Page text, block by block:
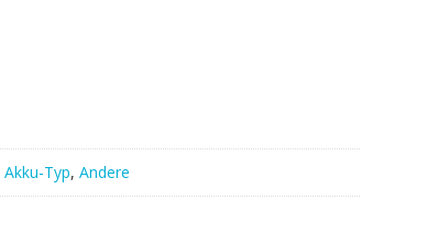
Akku-Typ, Andere